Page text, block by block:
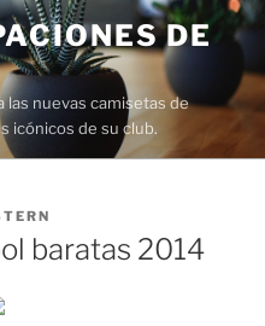
DE
las nuevas camisetas de
icónicos de su club.
baratas 2014